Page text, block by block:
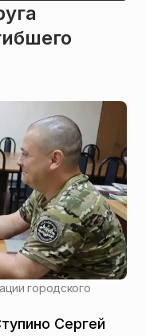
городского
Сергей